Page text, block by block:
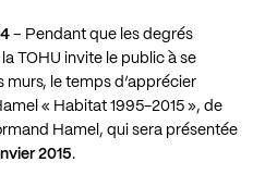
– Pendant que les degrés
TOHU invite le public à se
le temps d’apprécier
« Habitat 1995-2015 », de
Hamel, qui sera présentée
2015.